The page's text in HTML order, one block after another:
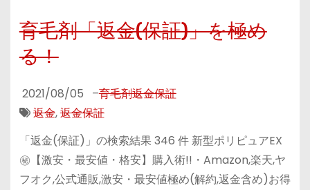
育毛剤「返金(保証)」を極め
る！
2021/08/05 –育毛剤返金保証
返金,返金保証
「返金(保証)」の検索結果 346 件 新型ポリピュアEX
㊙【激安・最安値・格安】購入術!!・Amazon,楽天,ヤ
フオク,公式通販,激安・最安値極め(解約,返金含め)お得